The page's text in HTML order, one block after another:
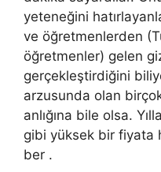
yeteneğini
ve öğretmenlerden
öğretmenler) gelen
gerçekleştirdiğini
arzusunda olan
anlığına bile olsa.
gibi yüksek bir fiyata
ber .